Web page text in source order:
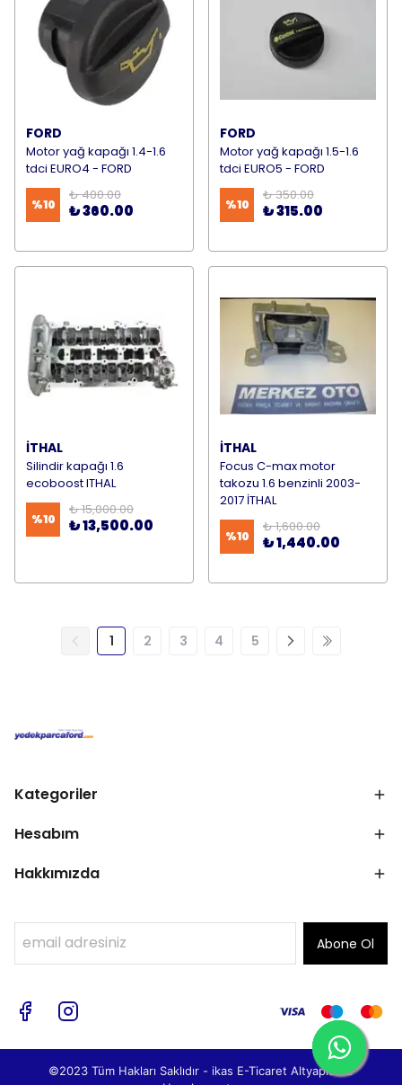
FORD
Motor yağ kapağı 1.4-1.6
tdci EURO4 - FORD
%10
₺ 400.00
₺ 360.00
FORD
Motor yağ kapağı 1.5-1.6
tdci EURO5 - FORD
%10
₺ 350.00
₺ 315.00
İTHAL
Silindir kapağı 1.6
ecoboost ITHAL
%10
₺ 15,000.00
₺ 13,500.00
İTHAL
Focus C-max motor
takozu 1.6 benzinli 2003-
2017 İTHAL
%10
₺ 1,600.00
₺ 1,440.00
1 2 3 4 5
Kategoriler
Hesabım
Hakkımızda
Abone Ol
©2023 Tüm Hakları Saklıdır - ikas E-Ticaret Altyapısı ile